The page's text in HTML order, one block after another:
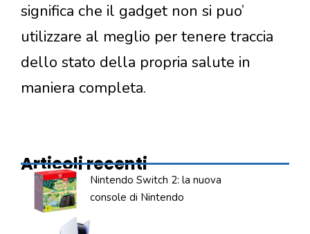
significa che il gadget non si puo’
utilizzare al meglio per tenere traccia
dello stato della propria salute in
maniera completa.
Articoli recenti
Nintendo Switch 2: la nuova
console di Nintendo